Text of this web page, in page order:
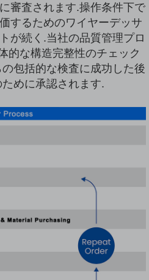
審査されます.操作条件下で
するためのワイヤーデッサ
が続く.当社の品質管理プロ
的な構造完整性のチェック
包括的な検査に成功した後
めに承認されます.